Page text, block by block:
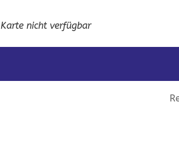
Karte nicht verfügbar